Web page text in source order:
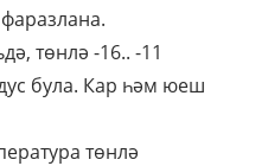
төнлә -16.. -11
була. Кар һәм юеш
төнлә